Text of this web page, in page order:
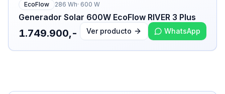
EcoFlow 286 Wh· 600 W
Generador Solar 600W EcoFlow RIVER 3 Plus
1.749.900,- Ver producto WhatsApp